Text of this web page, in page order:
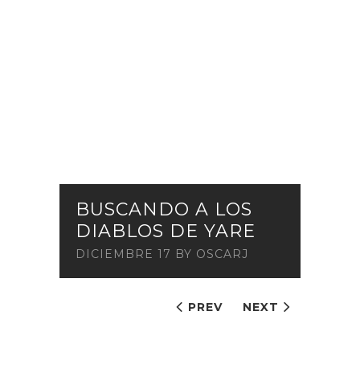
PREV NEXT
BUSCANDO A LOS
DIABLOS DE YARE
DICIEMBRE 17 BY OSCARJ